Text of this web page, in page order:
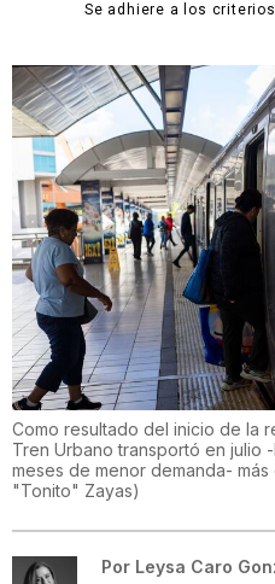
Se adhiere a los
Como resultado del inicio de la
Tren Urbano transportó en julio
meses de menor demanda-
"Tonito" Zayas)
Por Leysa Caro